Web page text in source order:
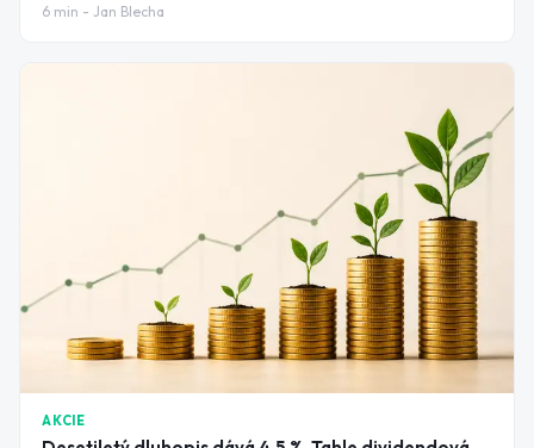
6 min - Jan Blecha
AKCIE